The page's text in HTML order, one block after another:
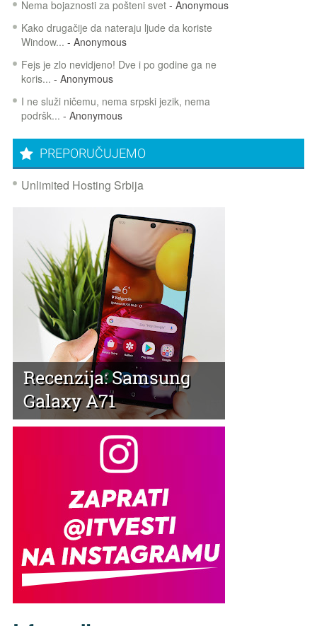
Nema bojaznosti za pošteni svet- Anonymous
Kako drugačije da nateraju ljude da koriste
Window... - Anonymous
Fejs je zlo nevidjeno! Dve i po godine ga ne
koris... - Anonymous
I ne služi ničemu, nema srpski jezik, nema
podršk... - Anonymous
PREPORUČUJEMO
Unlimited Hosting Srbija
Recenzija: Samsung
Galaxy A71